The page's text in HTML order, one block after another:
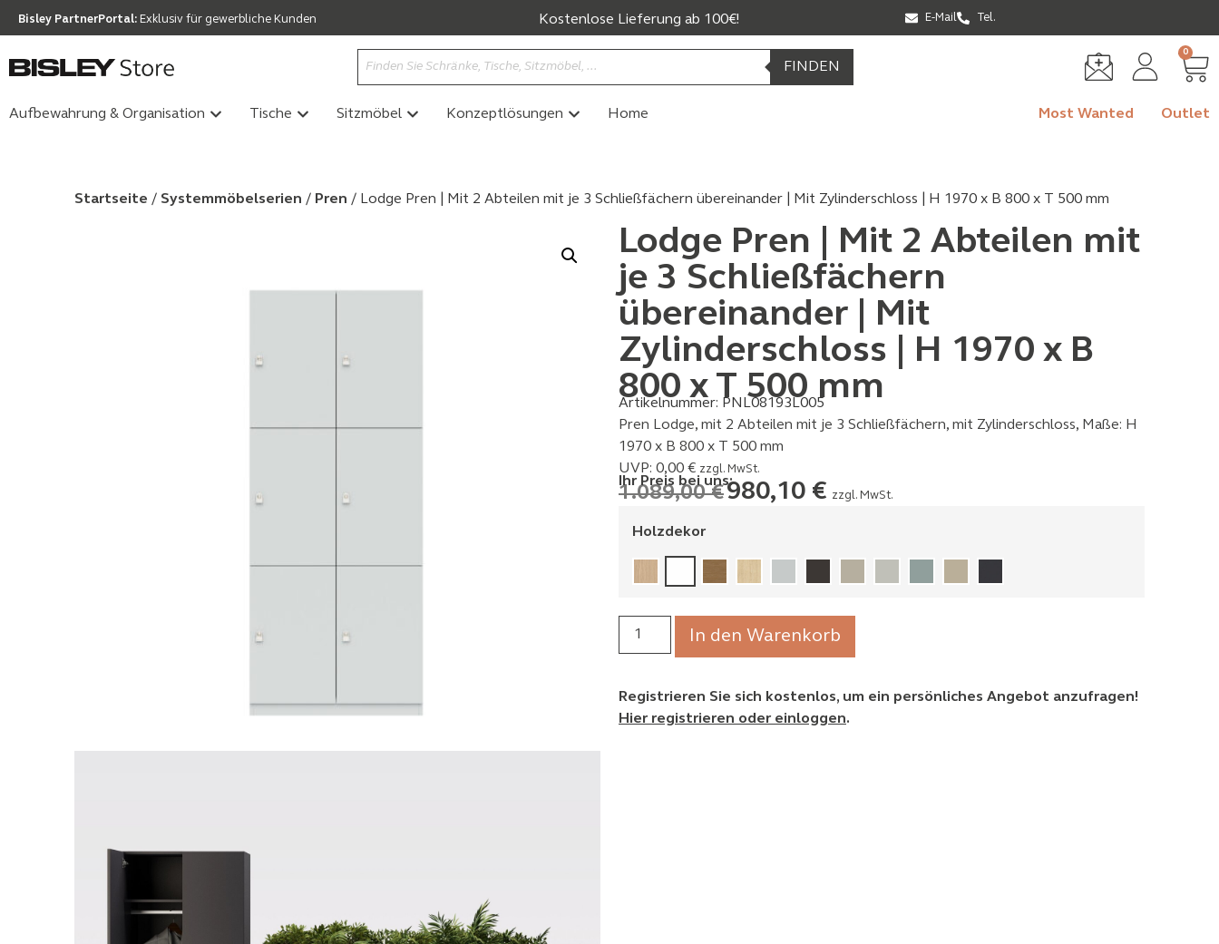
Bisley PartnerPortal: Exklusiv für gewerbliche Kunden Kostenlose Lieferung ab 100€! E-Mail Tel.
FINDEN
0
Aufbewahrung & Organisation Tische Sitzmöbel Konzeptlösungen Home Most Wanted Outlet
Startseite / Systemmöbel­serien / Pren / Lodge Pren | Mit 2 Abteilen mit je 3 Schließfächern übereinander | Mit Zylinderschloss | H 1970 x B 800 x T 500 mm
Lodge Pren | Mit 2 Abteilen mit
je 3 Schließfächern
übereinander | Mit
Zylinderschloss | H 1970 x B
800 x T 500 mm
Artikelnummer: PNL08193L005
Pren Lodge, mit 2 Abteilen mit je 3 Schließfächern, mit Zylinderschloss, Maße: H
1970 x B 800 x T 500 mm
UVP: 0,00 € zzgl. MwSt.
Ihr Preis bei uns:
1.089,00€980,10 € zzgl. MwSt.
Holzdekor
In den Warenkorb
Registrieren Sie sich kostenlos, um ein persönliches Angebot anzufragen!
Hier registrieren oder einloggen.